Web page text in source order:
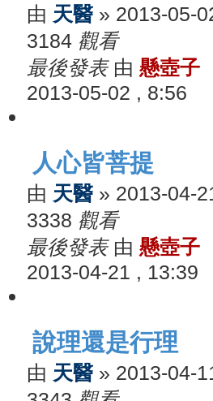
由 天醫 » 2013-05-
3184 觀看
最後發表 由 懸壺子
2013-05-02 , 8:56
人心皆菩提
由 天醫 » 2013-04-
3338 觀看
最後發表 由 懸壺子
2013-04-21 , 13:39
說理還是行理
由 天醫 » 2013-04-